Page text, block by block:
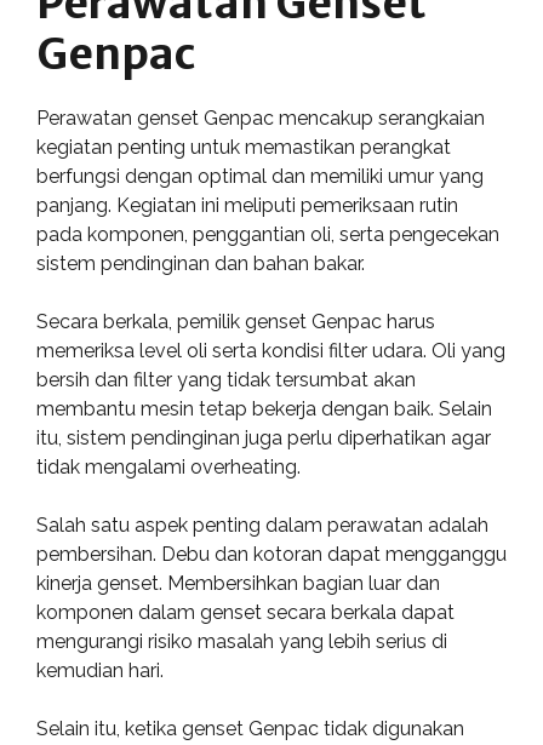
Genpac
Perawatan genset Genpac mencakup serangkaian
kegiatan penting untuk memastikan perangkat
berfungsi dengan optimal dan memiliki umur yang
panjang. Kegiatan ini meliputi pemeriksaan rutin
pada komponen, penggantian oli, serta pengecekan
sistem pendinginan dan bahan bakar.
Secara berkala, pemilik genset Genpac harus
memeriksa level oli serta kondisi filter udara. Oli yang
bersih dan filter yang tidak tersumbat akan
membantu mesin tetap bekerja dengan baik. Selain
itu, sistem pendinginan juga perlu diperhatikan agar
tidak mengalami overheating.
Salah satu aspek penting dalam perawatan adalah
pembersihan. Debu dan kotoran dapat mengganggu
kinerja genset. Membersihkan bagian luar dan
komponen dalam genset secara berkala dapat
mengurangi risiko masalah yang lebih serius di
kemudian hari.
Selain itu, ketika genset Genpac tidak digunakan